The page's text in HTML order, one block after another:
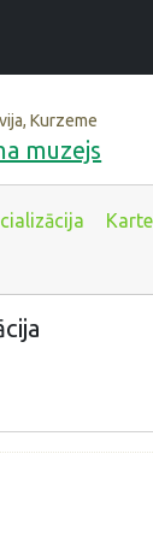
Kurzeme
muzejs
Karte